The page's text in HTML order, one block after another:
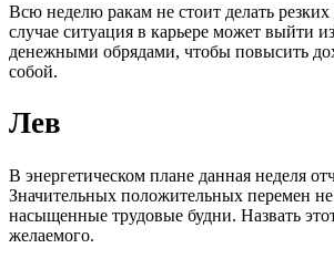
Всю неделю ракам не стоит делать
случае ситуация в карьере может
денежными обрядами, чтобы повысить
собой.
Лев
В энергетическом плане данная неделя
Значительных положительных перемен
насыщенные трудовые будни. Назвать
желаемого.